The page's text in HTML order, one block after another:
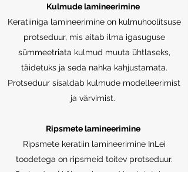
Kulmude lamineerimine
Keratiiniga lamineerimine on kulmuhoolitsuse
protseduur, mis aitab ilma igasuguse
sümmeetriata kulmud muuta ühtlaseks,
täidetuks ja seda nahka kahjustamata.
Protseduur sisaldab kulmude modelleerimist
ja värvimist.
Ripsmete lamineerimine
Ripsmete keratiin lamineerimine InLei
toodetega on ripsmeid toitev protseduur.